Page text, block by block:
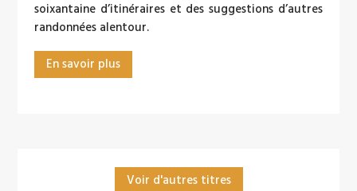
soixantaine d’itinéraires et des suggestions d’autres
randonnées alentour.
En savoir plus
Voir d'autres titres